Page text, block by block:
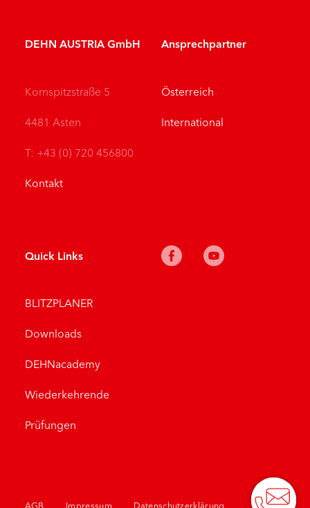
DEHN AUSTRIA GmbH
Kornspitzstraße 5
4481 Asten
T: +43 (0) 720 456800
Kontakt
Ansprechpartner
Österreich
International
Quick Links
BLITZPLANER
Downloads
DEHNacademy
Wiederkehrende
Prüfungen
AGB Impressum Datenschutzerklärung